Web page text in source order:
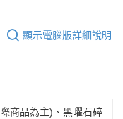
顯示電腦版詳細說明
商品為主)、黑曜石碎